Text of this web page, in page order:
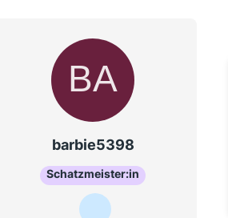
barbie5398
Schatzmeister:in